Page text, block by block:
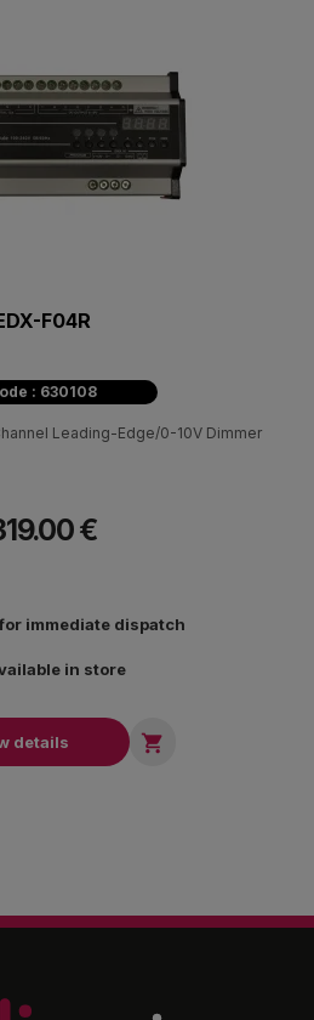
F04R
: 630108
Leading-Edge/0-10V Dimmer
€
immediate dispatch
in store
details 